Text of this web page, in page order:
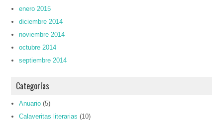
enero 2015
diciembre 2014
noviembre 2014
octubre 2014
septiembre 2014
Categorías
Anuario (5)
Calaveritas literarias (10)